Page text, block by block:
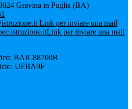
Gravina in Puglia (BA)
Link per inviare una mail
Link per inviare una mail
BAIC88700B
UFBA9F